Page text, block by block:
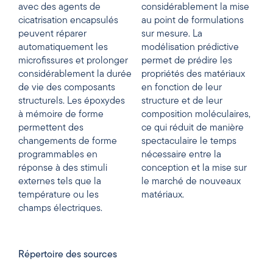
avec des agents de
cicatrisation encapsulés
peuvent réparer
automatiquement les
microfissures et prolonger
considérablement la durée
de vie des composants
structurels. Les époxydes
à mémoire de forme
permettent des
changements de forme
programmables en
réponse à des stimuli
externes tels que la
température ou les
champs électriques.
considérablement la mise
au point de formulations
sur mesure. La
modélisation prédictive
permet de prédire les
propriétés des matériaux
en fonction de leur
structure et de leur
composition moléculaires,
ce qui réduit de manière
spectaculaire le temps
nécessaire entre la
conception et la mise sur
le marché de nouveaux
matériaux.
Répertoire des sources